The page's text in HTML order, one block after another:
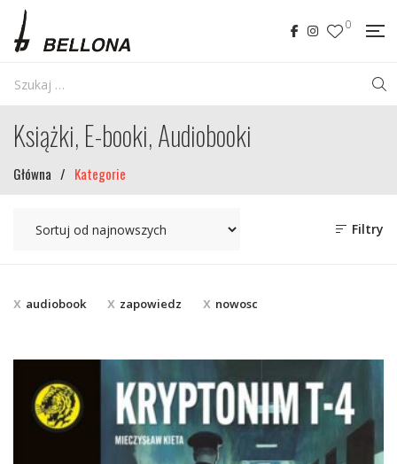
0
Książki, E-booki, Audiobooki
Główna / Kategorie
Filtry
audiobook zapowiedz nowosc